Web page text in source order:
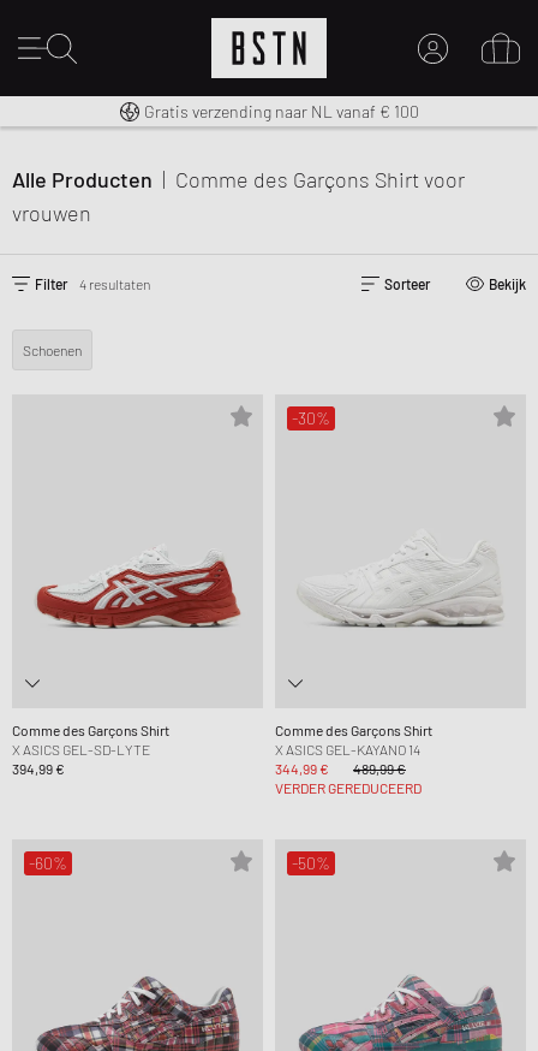
MIJN ACCOUNT
Gratis verzending naar NL vanaf € 100
Premium Sportswear
14 dagen recht op retour
Alle Producten | Comme des Garçons Shirtvoor
vrouwen
Filter 4 resultaten Sorteer Bekijk
Schoenen
Comme des Garçons Shirt
X ASICS GEL-SD-LYTE
394,99 €
-30%
Comme des Garçons Shirt
X ASICS GEL-KAYANO 14
344,99 €
489,99 €
VERDER GEREDUCEERD
-60% -50%